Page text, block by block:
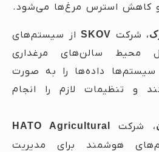
کاهش استرس مرغ‌ها می‌شود.
، شرکت SKOVاز سیستم‌های
محیط سالن‌های مرغداری
سیستم‌ها داده‌ها را به صورت
و تنظیمات لازم را انجام
، شرکت
HATO Agricultural
هوشمند برای مدیریت